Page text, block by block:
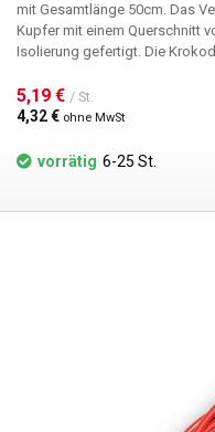
mit Gesamtlänge 50cm. Das
Kupfer mit einem Querschnitt
Isolierung gefertigt. Die
Crimps ist das Kabel sehr
den Anschluss von Kontakten,
Drahtes erfordern.
5,19 € / St.
4,32 € ohne MwSt
vorrätig 6-25 St.